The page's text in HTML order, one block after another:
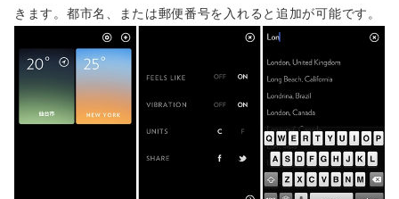
きます。都市名、または郵便番号を入れると追加が可能です。